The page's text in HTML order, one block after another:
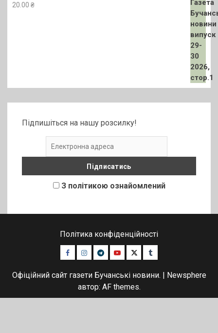
20.00 ₴
Підпишіться на нашу розсилку!
З політикою ознайомлений
Політика конфіденційності
Facebook
Instagram
TelegramYoutubeTwitterTumblr
Офіційний сайт газети Бучанські новини. | Newsphere
автор: AF themes.